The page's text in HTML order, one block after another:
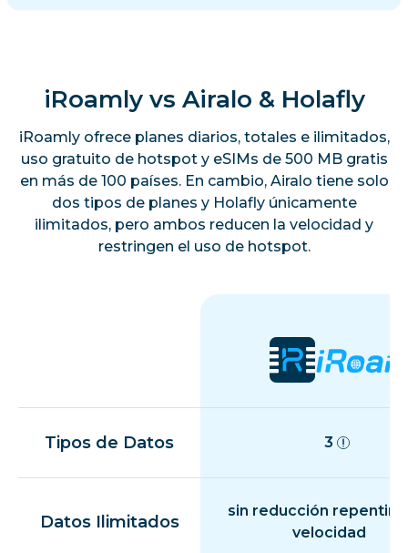
iRoamly vs Airalo & Holafly
iRoamly ofrece planes diarios, totales e ilimitados,
uso gratuito de hotspot y eSIMs de 500 MB gratis
en más de 100 países. En cambio, Airalo tiene solo
dos tipos de planes y Holafly únicamente
ilimitados, pero ambos reducen la velocidad y
restringen el uso de hotspot.
Tipos de Datos 3
Datos Ilimitados
sin reducción
velocidad